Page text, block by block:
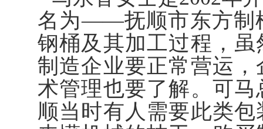
名为——抚顺市东方制
钢桶及其加工过程，
制造企业要正常营运
术管理也要了解。可
顺当时有人需要此类